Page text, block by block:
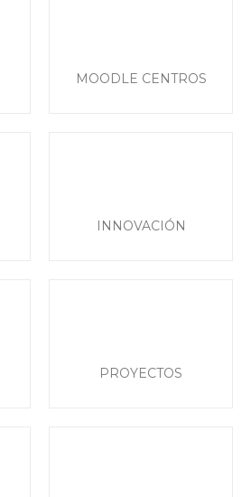
MOODLE CENTROS
INNOVACIÓN
PROYECTOS